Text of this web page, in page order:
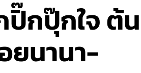
ปิ๊กปุ๊กใจ ต้น
ยนานา-